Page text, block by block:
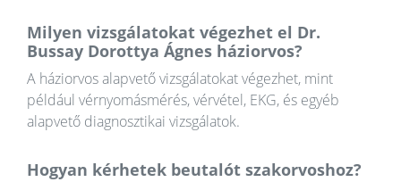
Milyen vizsgálatokat végezhet el Dr.
Bussay Dorottya Ágnes háziorvos?
A háziorvos alapvető vizsgálatokat végezhet, mint
például vérnyomásmérés, vérvétel, EKG, és egyéb
alapvető diagnosztikai vizsgálatok.
Hogyan kérhetek beutalót szakorvoshoz?